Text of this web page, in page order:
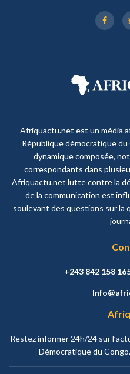
Afriquactu.net est un média
République démocratique du
dynamique composée,
correspondants dans
Afriquactu.net lutte contre la
de la communication est
soulevant des questions sur la
+243 842 158
Restez informer 24h/24 sur
Démocratique du Congo.